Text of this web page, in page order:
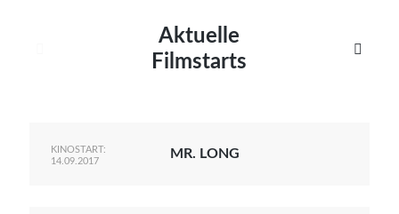
Aktuelle
Filmstarts

KINOSTART:
14.09.2017
MR. LONG